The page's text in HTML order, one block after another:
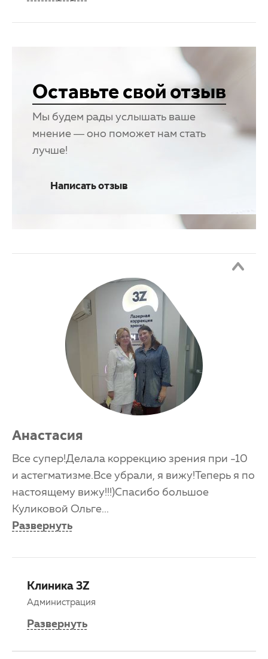
Оставьте свой отзыв
Мы будем рады услышать ваше
мнение — оно поможет нам стать
лучше!
Написать отзыв
Анастасия
Все супер!Делала коррекцию зрения при -10
и астегматизме.Все убрали, я вижу!Теперь я по
настоящему вижу!!!)Спасибо большое
Куликовой Ольге...
Развернуть
Клиника 3Z
Администрация
Развернуть